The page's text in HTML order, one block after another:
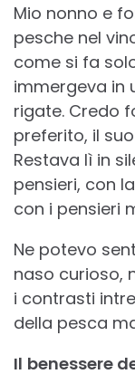
Mio nonno e
pesche nel
come si fa
immergeva in
rigate. Credo
preferito, il
Restava lì in
pensieri, con
con i pensieri
Ne potevo
naso curioso,
i contrasti
della pesca
Il benessere